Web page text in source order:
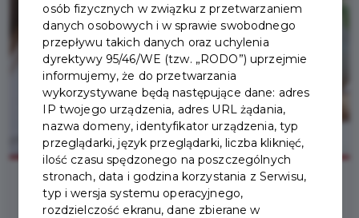
2025-10-10
osób fizycznych w związku z przetwarzaniem
danych osobowych i w sprawie swobodnego
przepływu takich danych oraz uchylenia
dyrektywy 95/46/WE (tzw. „RODO”) uprzejmie
informujemy, że do przetwarzania
wykorzystywane będą następujące dane: adres
IP twojego urządzenia, adres URL żądania,
nazwa domeny, identyfikator urządzenia, typ
przeglądarki, język przeglądarki, liczba kliknięć,
ilość czasu spędzonego na poszczególnych
stronach, data i godzina korzystania z Serwisu,
typ i wersja systemu operacyjnego,
rozdzielczość ekranu, dane zbierane w